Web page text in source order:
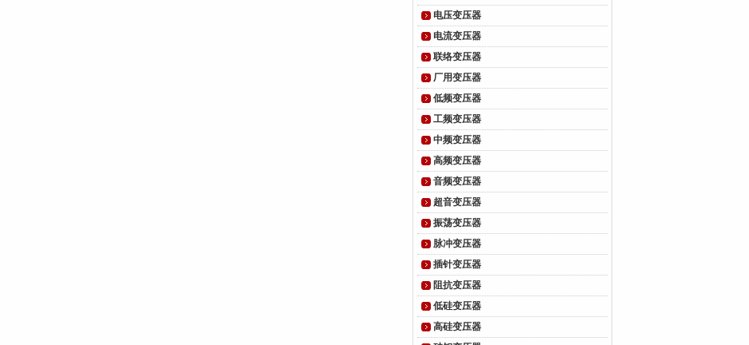
电压变压器
电流变压器
联络变压器
厂用变压器
低频变压器
工频变压器
中频变压器
高频变压器
音频变压器
超音变压器
振荡变压器
脉冲变压器
插针变压器
阻抗变压器
低硅变压器
高硅变压器